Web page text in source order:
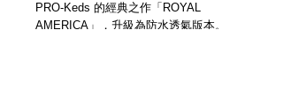
PRO-Keds 的經典之作「ROYAL
AMERICA」，升級為防水透氣版本。